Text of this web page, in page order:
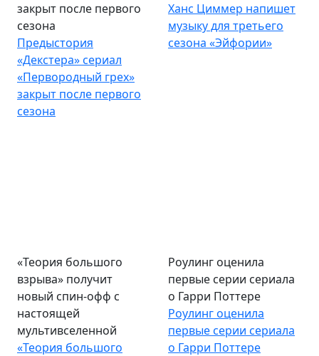
закрыт после первого
сезона
Предыстория
«Декстера» сериал
«Первородный грех»
закрыт после первого
сезона
Ханс Циммер напишет
музыку для третьего
сезона «Эйфории»
«Теория большого
взрыва» получит
новый спин-офф с
настоящей
мультивселенной
«Теория большого
Роулинг оценила
первые серии сериала
о Гарри Поттере
Роулинг оценила
первые серии сериала
о Гарри Поттере